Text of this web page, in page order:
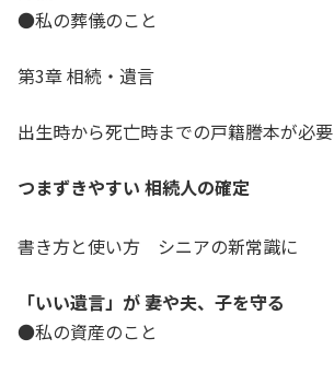
●私の葬儀のこと
第3章 相続・遺言
出生時から死亡時までの戸籍謄本が必要
つまずきやすい 相続人の確定
書き方と使い方 シニアの新常識に
「いい遺言」が 妻や夫、子を守る
●私の資産のこと